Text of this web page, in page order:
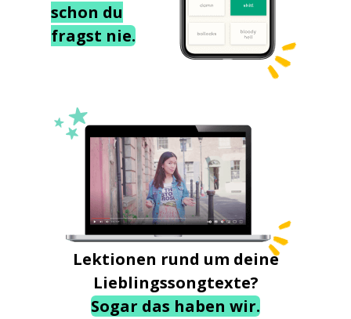
schon du
fragst nie.
Lektionen rund um deine
Lieblingssongtexte?
Sogar das haben wir.